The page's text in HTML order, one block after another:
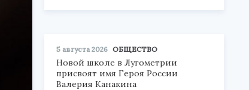
5 августа 2026 ОБЩЕСТВО
Новой школе в Лугометрии
присвоят имя Героя России
Валерия Канакина